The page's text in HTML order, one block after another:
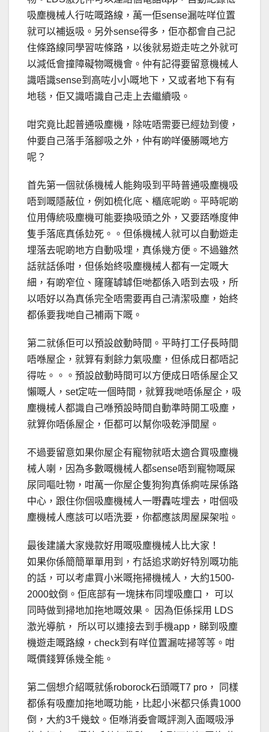
吸塵機械人行咗嘅路線，萬一佢sense漏咗咩位置
就可以補返吸。另外sense得多，佢亦都會自己記
住條路線同學習咗條路，以後就易遊走咗之外就可
以減低會撞障礙物嘅機會。仲有記得要留意機械人
識唔識sense到高咗小小嘅地下，又或者地下有有
地毯，佢又識唔識自己走上去繼續吸。
咁究竟比起普通吸塵機，除咗唔需要已經攰到傻，
仲要自己落手落腳吸之外，仲有啲咩優勝嘅地方
呢？
首先第一個就係機械人能夠吸到平時普通吸塵機吸
唔到嘅隱蔽位，例如梳化底、櫃底呢啲。平時呢啲
位用傳統吸塵機可能要換吸頭之外，又要踎喺度伸
隻手落底真係攰死。。但係機械人就可以自動遊走
埋落去呢啲地方自動吸埋，真係幾方便。不過雖然
話就話係咁，但係始終吸塵機械人都有一定嘅大
細，有啲窄位、窿窿罅罅佢哋都係入唔到去吸，所
以唔好以為真係完全唔需要再自己清潔吸塵，始終
都係要我哋自己補兩下嘅。
第二就係佢可以預設啟動時間。平時打工仔長時間
唔喺屋企，就算有剩餘力氣吸塵，但係成日都唔記
得咗。。。預設啟動時間可以方便成日唔係屋企又
懶嘅人，set定咗一個時間，就算我哋唔係屋企，吸
塵機械人都識自己喺預設時間自動準時開工吸塵，
就算你唔係屋企，佢都可以幫你吸乾淨間屋。
不過要留意如果你屋企有寵物就唔太適合買吸塵機
械人喇，因為多數嘅機械人都sense唔到寵物嘅屎
尿同嘔吐物，咁萬一你屋企隻狗狗真係痾咗屎係路
中心，跟住你個吸塵機械人一嘢轟咗埋去，咁個吸
塵機械人應該可以唔洗要，你都應該周屋屎架啦。
最後建議大家幾款好用嘅吸塵機械人比大家！
如果你係簡簡單單用到，冇話追求啲好特別嘅功能
的話，可以考慮買小米嘅拖掃機械人，大約1500-
2000蚊倒。佢底部有一塊抹布同埋吸塵口， 可以
同時做到掃地加拖地嘅效果。 因為佢係採用 LDS
激光導航， 所以可以連接去到手機app，睇到吸塵
機遊走嘅路線，check到有咩位置漏咗掃等等。咁
嘅價錢算係幾全能。
第二個想介紹嘅就係roborock石頭嘅T7 pro， 同樣
都係有吸塵加拖地嘅功能，比起小米都只係貴1000
倒，大約3千幾蚊。佢喺消委會嘅評測入面嘅吸淨